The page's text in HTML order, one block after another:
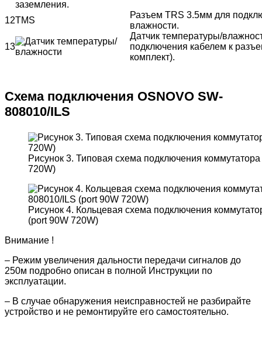
12TMS
Разъем TRS 3.5мм для
влажности.
13
Датчик температуры/
подключения кабелем к
комплект).
Схема подключения OSNOVO SW-
808010/ILS
Рисунок 3. Типовая схема подключения
720W)
Рисунок 4. Кольцевая схема подключения
(port 90W 720W)
Внимание !
– Режим увеличения дальности передачи сигналов до
250м подробно описан в полной Инструкции по
эксплуатации.
– В случае обнаружения неисправностей не разбирайте
устройство и не ремонтируйте его самостоятельно.